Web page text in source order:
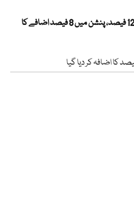
سندھ کا بجٹ، تنخواہوں میں 12 فیصد، پنشن میں 8 فیصد اضافے کا